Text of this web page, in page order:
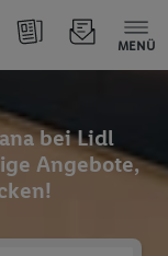
MENÜ
bei Lidl
Angebote,